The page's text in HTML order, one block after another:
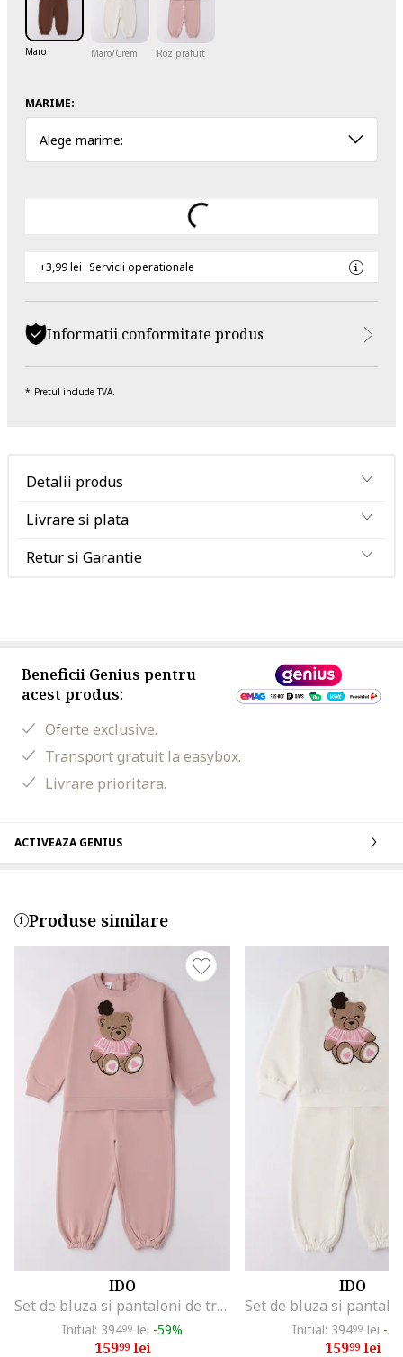
Maro Maro/Crem Roz prafuit
MARIME:
Alege marime:
+3,99 lei Servicii operationale
Informatii conformitate produs
Pretul include TVA.
Detalii produs
Livrare si plata
Retur si Garantie
Beneficii Genius pentru
acest produs:
Oferte exclusive.
Transport gratuit la easybox.
Livrare prioritara.
ACTIVEAZA GENIUS
Produse similare
IDO
Set de bluza si pantaloni de trening, Roz prafuit
Initial: 39499 lei -59%
15999lei
IDO
Initial: 39499 lei -
15999lei